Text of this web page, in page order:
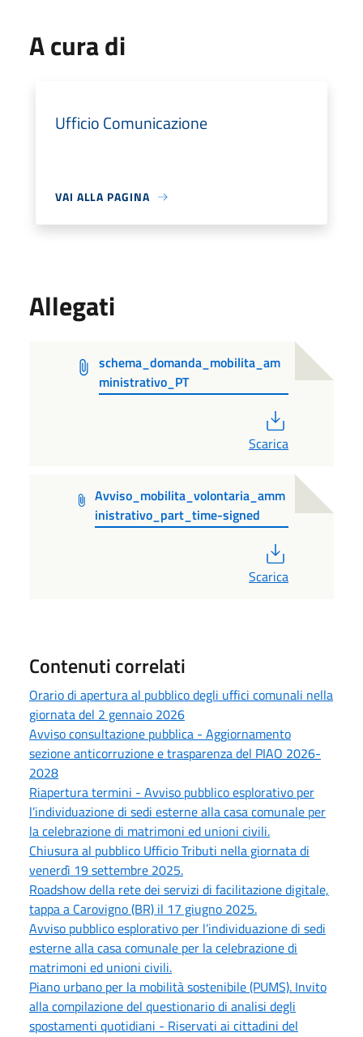
A cura di
Ufficio Comunicazione
VAI ALLA PAGINA
Allegati
schema_domanda_mobilita_am
ministrativo_PT
Scarica
Avviso_mobilita_volontaria_amm
inistrativo_part_time-signed
Scarica
Contenuti correlati
Orario di apertura al pubblico degli uffici comunali nella
giornata del 2 gennaio 2026
Avviso consultazione pubblica - Aggiornamento
sezione anticorruzione e trasparenza del PIAO 2026-
2028
Riapertura termini - Avviso pubblico esplorativo per
l’individuazione di sedi esterne alla casa comunale per
la celebrazione di matrimoni ed unioni civili.
Chiusura al pubblico Ufficio Tributi nella giornata di
venerdì 19 settembre 2025.
Roadshow della rete dei servizi di facilitazione digitale,
tappa a Carovigno (BR) il 17 giugno 2025.
Avviso pubblico esplorativo per l’individuazione di sedi
esterne alla casa comunale per la celebrazione di
matrimoni ed unioni civili.
Piano urbano per la mobilità sostenibile (PUMS). Invito
alla compilazione del questionario di analisi degli
spostamenti quotidiani - Riservati ai cittadini del